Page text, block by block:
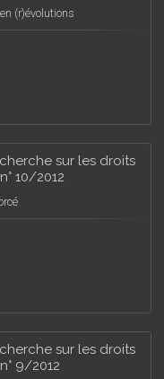
(r)évolutions
sur les droits
10/2012
sur les droits
9/2012